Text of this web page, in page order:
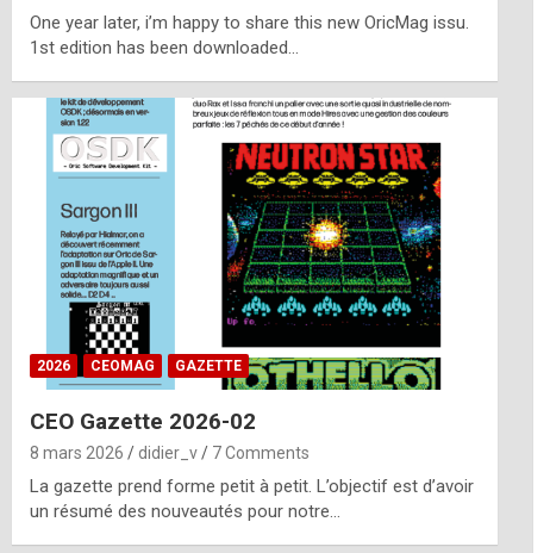
One year later, i’m happy to share this new OricMag issu.
1st edition has been downloaded…
2026 CEOMAG GAZETTE
CEO Gazette 2026-02
8 mars 2026 didier_v 7 Comments
La gazette prend forme petit à petit. L’objectif est d’avoir
un résumé des nouveautés pour notre…